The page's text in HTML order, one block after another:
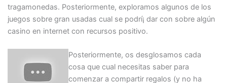
tragamonedas. Posteriormente, exploramos algunos de los
juegos sobre gran usadas cual se podrí¡ dar con sobre algún
casino en internet con recursos positivo.
Posteriormente, os desglosamos cada
cosa que cual necesitas saber para
comenzar a compartir regalos (y no ha